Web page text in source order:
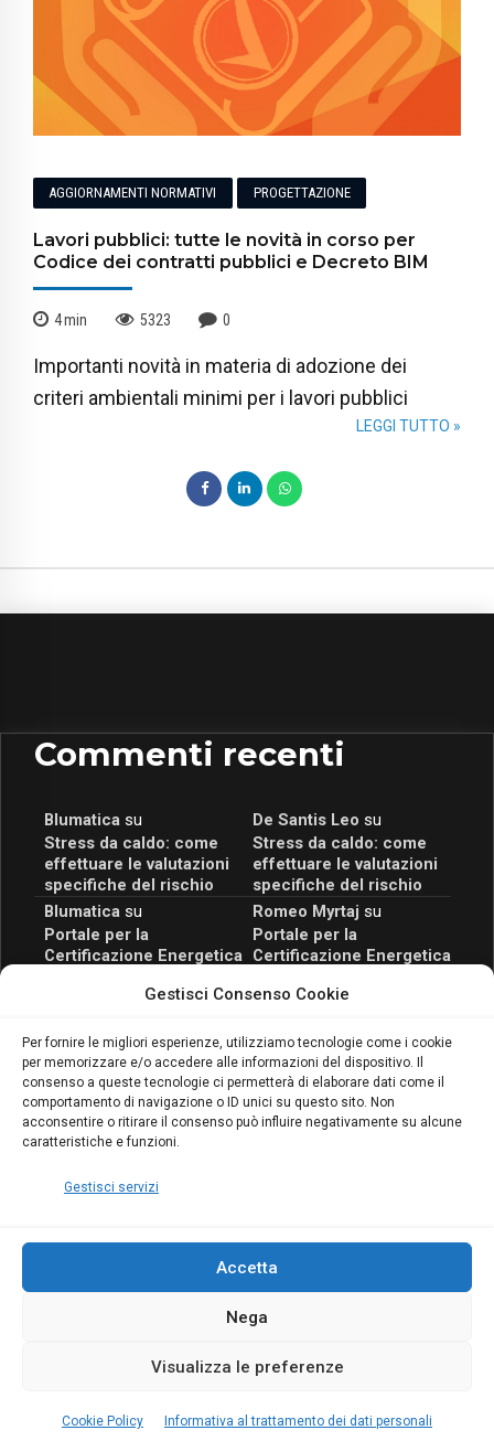
Gestisci Consenso Cookie
Per fornire le migliori esperienze, utilizziamo tecnologie come i cookie
per memorizzare e/o accedere alle informazioni del dispositivo. Il
consenso a queste tecnologie ci permetterà di elaborare dati come il
comportamento di navigazione o ID unici su questo sito. Non
acconsentire o ritirare il consenso può influire negativamente su alcune
caratteristiche e funzioni.
Gestisci servizi
Accetta
Nega
Visualizza le preferenze
Cookie Policy Informativa al trattamento dei dati personali
AGGIORNAMENTI NORMATIVI PROGETTAZIONE
Lavori pubblici: tutte le novità in corso per
Codice dei contratti pubblici e Decreto BIM
4min 5323 0
Importanti novità in materia di adozione dei
criteri ambientali minimi per i lavori pubblici
LEGGI TUTTO »
Commenti recenti
Blumaticasu
Stress da caldo: come
effettuare le valutazioni
specifiche del rischio
De Santis Leo su
Stress da caldo: come
effettuare le valutazioni
specifiche del rischio
Blumaticasu
Portale per la
Certificazione Energetica
scopri il Corso Blumatica
Romeo Myrtaj su
Portale per la
Certificazione Energetica
scopri il Corso Blumatica
Blumaticasu
Coordinatore della
Sicurezza: cosa è
richiesto per abilitazione
e aggiornamento
Copyright Blumatica
MENU